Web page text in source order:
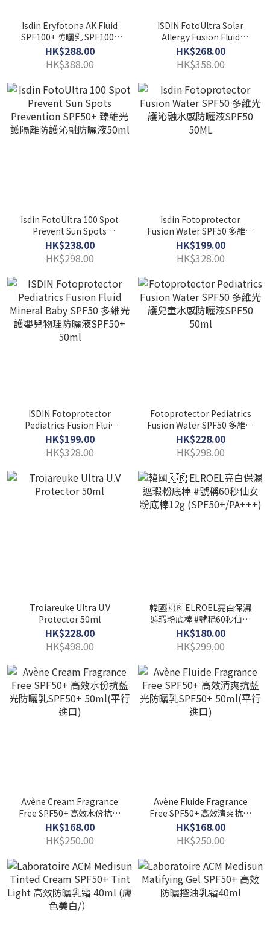
Isdin Eryfotona AK Fluid
SPF100+ 防曬乳 SPF100+
50ml
HK$288.00
HK$388.00
ISDIN FotoUltra Solar
Allergy Fusion Fluid
SPF100+ 太陽能過敏防曬液
SPF100+ 50ml
HK$268.00
HK$358.00
Isdin FotoUltra 100 Spot
Prevent Sun Spots
Prevention SPF50+ 臻維光
護隔離防護沁融防曬液50ml
HK$238.00
HK$298.00
Isdin Fotoprotector
Fusion Water SPF50 多維光
護沁融水感防曬液SPF50
50ML
HK$199.00
HK$328.00
ISDIN Fotoprotector
Pediatrics Fusion Fluid
Mineral Baby SPF50 多維光
護嬰兒物理防曬液SPF50+
50ml
HK$199.00
HK$328.00
Fotoprotector Pediatrics
Fusion Water SPF50 多維光
護兒童水感防曬液SPF50
50ml
HK$228.00
HK$298.00
Troiareuke Ultra U.V
Protector 50ml
HK$228.00
HK$498.00
韓國🇰🇷 ELROEL亮白保濕
遮瑕粉底棒 #號稱60秒仙女
粉底棒12g (SPF50+/PA+++)
HK$180.00
HK$299.00
Avène Cream Fragrance
Free SPF50+ 高效水份抗藍
光防曬乳SPF50+ 50ml(平行
進口)
HK$168.00
HK$250.00
Avène Fluide Fragrance
Free SPF50+ 高效清爽抗藍
光防曬乳SPF50+ 50ml(平行
進口)
HK$168.00
HK$250.00